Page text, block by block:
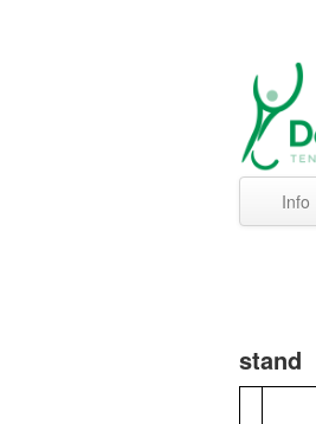
Info
stand